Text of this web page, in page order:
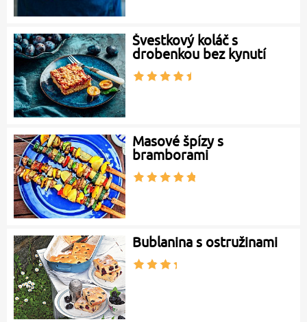
Švestkový koláč s
drobenkou bez kynutí
Masové špízy s
bramborami
Bublanina s ostružinami